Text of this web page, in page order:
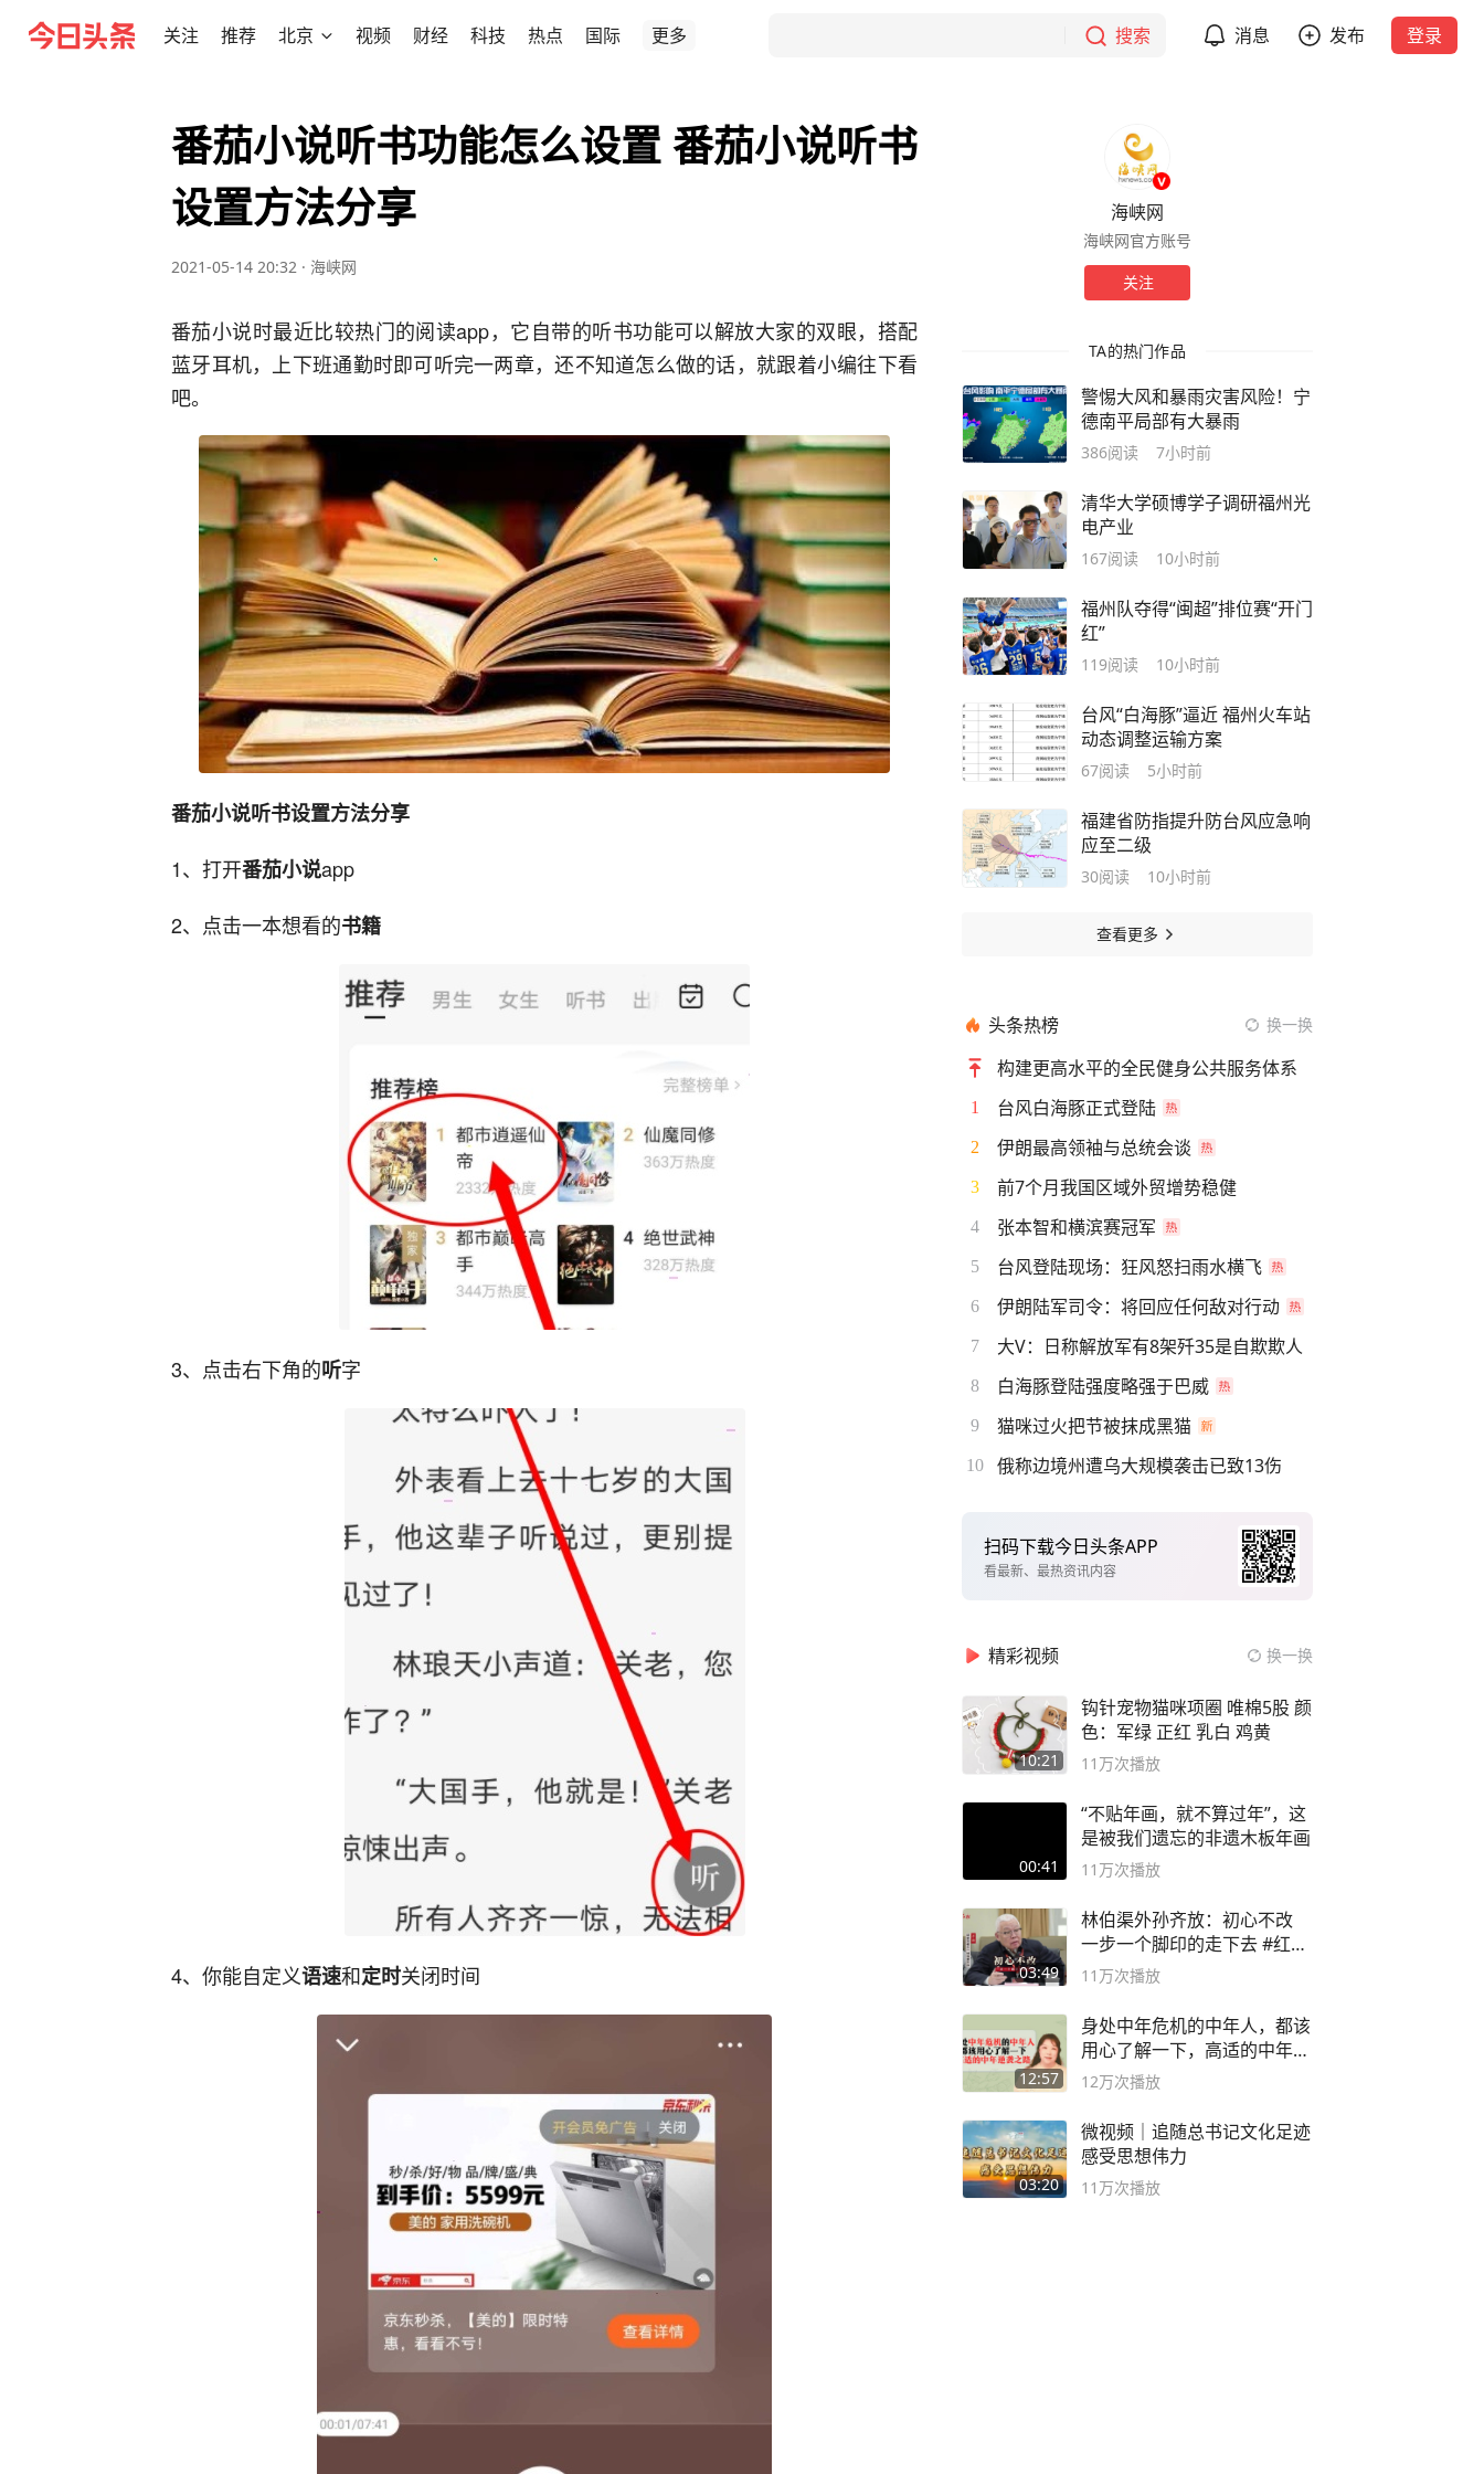
关注 推荐 北京 视频 财经 科技 热点 国际 更多 搜索 消息 发布 登录
番茄小说听书功能怎么设置 番茄小说听书
设置方法分享
2021-05-14 20:32 · 海峡网
番茄小说时最近比较热门的阅读app，它自带的听书功能可以解放大家的双眼，搭配
蓝牙耳机，上下班通勤时即可听完一两章，还不知道怎么做的话，就跟着小编往下看
吧。
番茄小说听书设置方法分享
1、打开番茄小说app
2、点击一本想看的书籍
3、点击右下角的听字
4、你能自定义语速和定时关闭时间
海峡网
海峡网官方账号
关注
TA的热门作品
警惕大风和暴雨灾害风险！宁
德南平局部有大暴雨
386阅读 7小时前
清华大学硕博学子调研福州光
电产业
167阅读 10小时前
福州队夺得“闽超”排位赛“开门
红”
119阅读 10小时前
台风“白海豚”逼近 福州火车站
动态调整运输方案
67阅读 5小时前
福建省防指提升防台风应急响
应至二级
30阅读 10小时前
查看更多
头条热榜 换一换
构建更高水平的全民健身公共服务体系
1 台风白海豚正式登陆
2 伊朗最高领袖与总统会谈
3 前7个月我国区域外贸增势稳健
4 张本智和横滨赛冠军
5 台风登陆现场：狂风怒扫雨水横飞
6 伊朗陆军司令：将回应任何敌对行动
7 大V：日称解放军有8架歼35是自欺欺人
8 白海豚登陆强度略强于巴威
9 猫咪过火把节被抹成黑猫
10 俄称边境州遭乌大规模袭击已致13伤
扫码下载今日头条APP
看最新、最热资讯内容
精彩视频 换一换
10:21
钩针宠物猫咪项圈 唯棉5股 颜
色：军绿 正红 乳白 鸡黄
11万次播放
00:41
“不贴年画，就不算过年”，这
是被我们遗忘的非遗木板年画
11万次播放
03:49
林伯渠外孙齐放：初心不改
一步一个脚印的走下去 #红船
论坛
11万次播放
12:57
身处中年危机的中年人，都该
用心了解一下，高适的中年逆
袭之路
12万次播放
03:20
微视频｜追随总书记文化足迹
感受思想伟力
11万次播放